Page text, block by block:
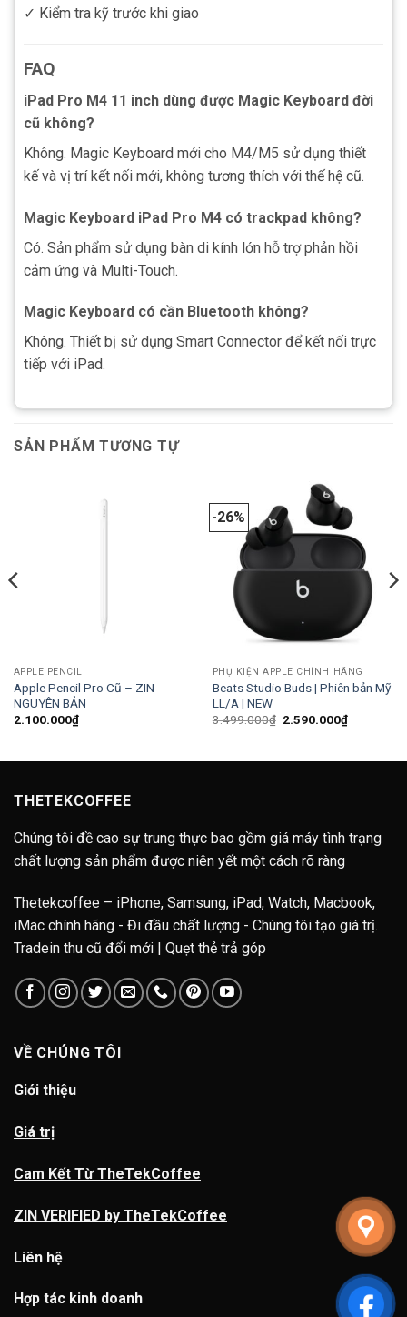
✓ Kiểm tra kỹ trước khi giao
FAQ
iPad Pro M4 11 inch dùng được Magic Keyboard đời
cũ không?
Không. Magic Keyboard mới cho M4/M5 sử dụng thiết
kế và vị trí kết nối mới, không tương thích với thế hệ cũ.
Magic Keyboard iPad Pro M4 có trackpad không?
Có. Sản phẩm sử dụng bàn di kính lớn hỗ trợ phản hồi
cảm ứng và Multi-Touch.
Magic Keyboard có cần Bluetooth không?
Không. Thiết bị sử dụng Smart Connector để kết nối trực
tiếp với iPad.
SẢN PHẨM TƯƠNG TỰ
APPLE PENCIL
Apple Pencil Pro Cũ – ZIN
NGUYÊN BẢN
2.100.000₫
-26%
PHỤ KIỆN APPLE CHÍNH HÃNG
Beats Studio Buds | Phiên bản Mỹ
LL/A | NEW
3.499.000₫ Giá
2.590.000₫Giá
hiện
THETEKCOFFEE
Chúng tôi đề cao sự trung thực bao gồm giá máy tình trạng
chất lượng sản phẩm được niên yết một cách rõ ràng
Thetekcoffee – iPhone, Samsung, iPad, Watch, Macbook,
iMac chính hãng - Đi đầu chất lượng - Chúng tôi tạo giá trị.
Tradein thu cũ đổi mới | Quẹt thẻ trả góp
VỀ CHÚNG TÔI
Giới thiệu
Giá trị
Cam Kết Từ TheTekCoffee
ZIN VERIFIED by TheTekCoffee
Liên hệ
Hợp tác kinh doanh